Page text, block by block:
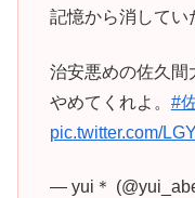
記憶から消してい
治安悪めの佐久間
やめてくれよ。 #
pic.twitter.com/
— yui＊